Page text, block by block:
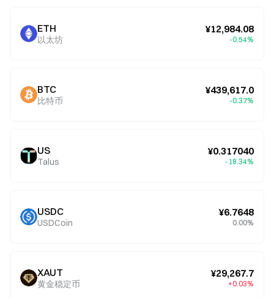
ETH
以太坊
¥12,984.08
-0.54%
BTC
比特币
¥439,617.0
-0.37%
US
Talus
¥0.317040
-18.34%
USDC
USDCoin
¥6.7648
0.00%
XAUT
黄金稳定币
¥29,267.7
+0.03%